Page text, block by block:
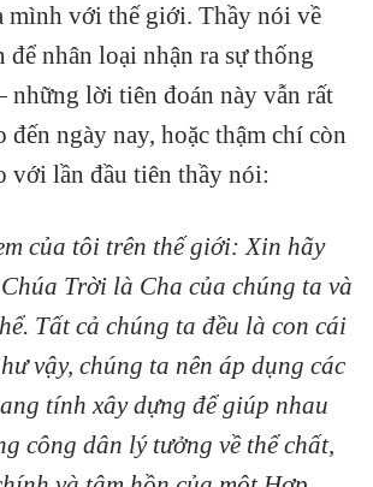
mình với thế giới. Thầy nói về
để nhân loại nhận ra sự thống
lời tiên đoán này vẫn rất
đến ngày nay, hoặc thậm chí còn
với lần đầu tiên thầy nói:
của tôi trên thế giới: Xin hãy
Trời là Cha của chúng ta và
Tất cả chúng ta đều là con cái
vậy, chúng ta nên áp dụng các
tính xây dựng để giúp nhau
công dân lý tưởng về thể chất,